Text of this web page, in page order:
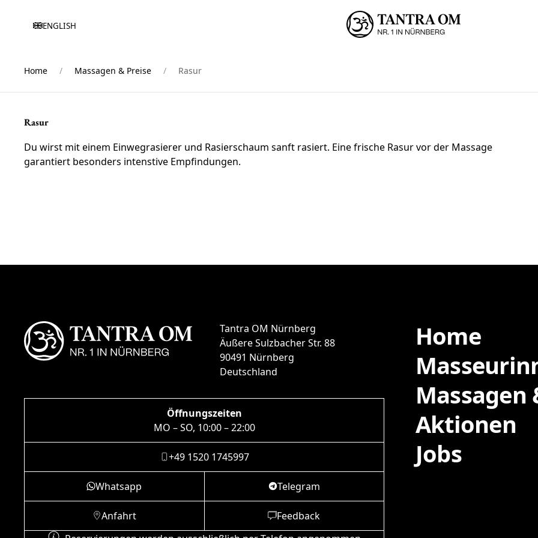
ENGLISH
Home Massagen & Preise Rasur
Rasur
Du wirst mit einem Einwegrasierer und Rasierschaum sanft rasiert. Eine frische Rasur vor der Massage
garantiert besonders intenstive Empfindungen.
Tantra OM Nürnberg
Äußere Sulzbacher Str. 88
90491 Nürnberg
Deutschland
Öffnungszeiten
MO – SO, 10:00 – 22:00
+49 1520 1745997
Whatsapp Telegram
Anfahrt
Feedback
Home
Massagen
Aktionen
Jobs